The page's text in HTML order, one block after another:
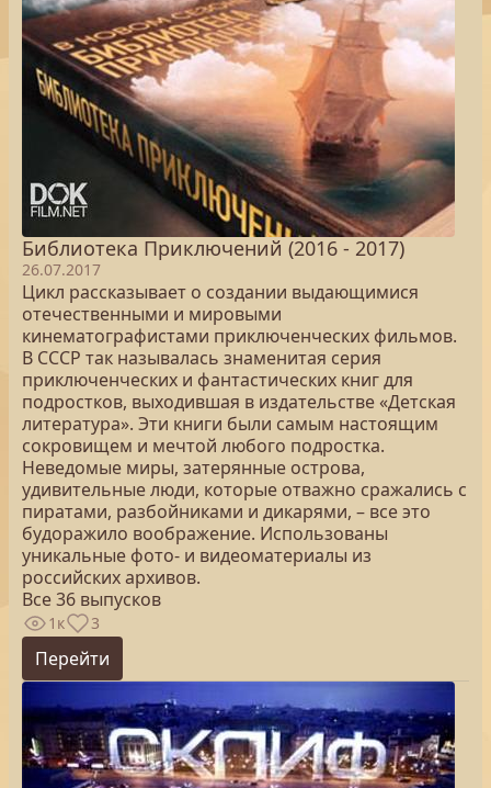
Библиотека Приключений (2016 - 2017)
26.07.2017
Цикл рассказывает о создании выдающимися
отечественными и мировыми
кинематографистами приключенческих фильмов.
В СССР так называлась знаменитая серия
приключенческих и фантастических книг для
подростков, выходившая в издательстве «Детская
литература». Эти книги были самым настоящим
сокровищем и мечтой любого подростка.
Неведомые миры, затерянные острова,
удивительные люди, которые отважно сражались с
пиратами, разбойниками и дикарями, – все это
будоражило воображение. Использованы
уникальные фото- и видеоматериалы из
российских архивов.
Все 36 выпусков
1к 3
Перейти